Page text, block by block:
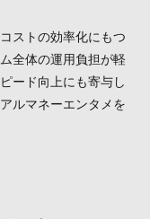
ストの効率化にもつ
全体の運用負担が軽
ード向上にも寄与し
ルマネーエンタメを